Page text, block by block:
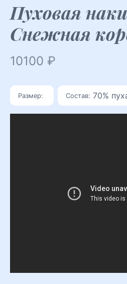
Пуховая
Снежная
10100 ₽
Размер: Состав: 70%